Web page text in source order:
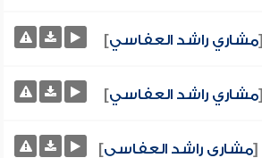
[مشاري راشد العفاسي]
[مشاري راشد العفاسي]
[مشاري راشد العفاسي]